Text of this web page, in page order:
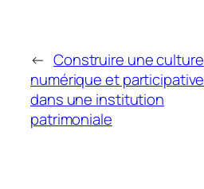
← Construire une culture
numérique et participative
dans une institution
patrimoniale